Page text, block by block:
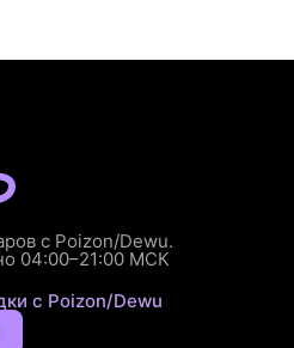
с Poizon/Dewu.
04:00–21:00 МСК
с Poizon/Dewu